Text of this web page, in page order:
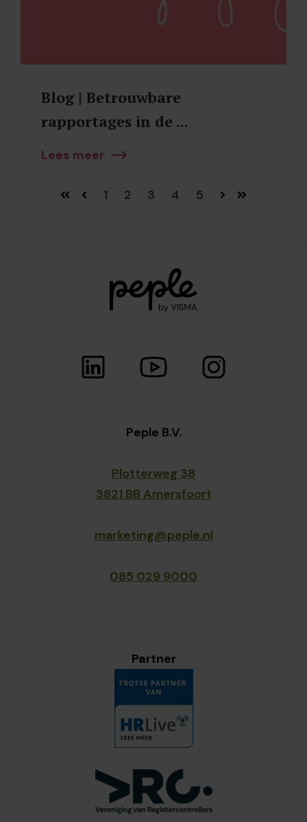
Blog | Betrouwbare
rapportages in de ...
Lees meer
EersteVorige
1 2 3 4 5 Volgende
Laatste
Peple B.V.
Plotterweg 38
3821 BB Amersfoort
marketing@peple.nl
085 029 9000
Partner